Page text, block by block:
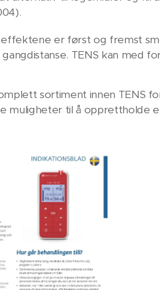
er først og fremst
TENS kan med
sortiment innen TENS
muligheter til å opprettholde